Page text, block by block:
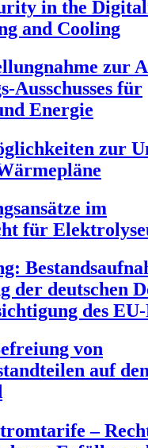
in the
and Cooling
zur
Ausschusses für
Energie
zur
im
für
der deutschen
des
von
auf
–